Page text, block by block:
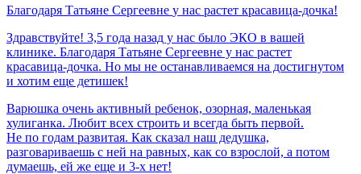
Благодаря Татьяне Сергеевне у нас растет красавица-дочка!
Здравствуйте! 3,5 года назад у нас было ЭКО в вашей
клинике. Благодаря Татьяне Сергеевне у нас растет
красавица-дочка. Но мы не останавливаемся на достигнутом
и хотим еще детишек!
Варюшка очень активный ребенок, озорная, маленькая
хулиганка. Любит всех строить и всегда быть первой.
Не по годам развитая. Как сказал наш дедушка,
разговариваешь с ней на равных, как со взрослой, а потом
думаешь, ей же еще и 3-х нет!